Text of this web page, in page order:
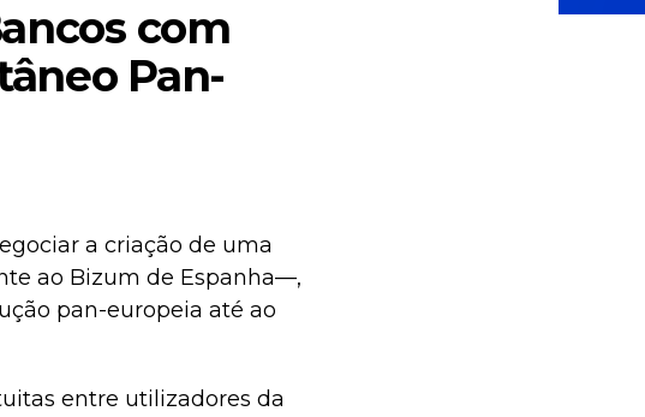
com
Pan-
a criação de uma
ao Bizum de Espanha—,
pan-europeia até ao
entre utilizadores da